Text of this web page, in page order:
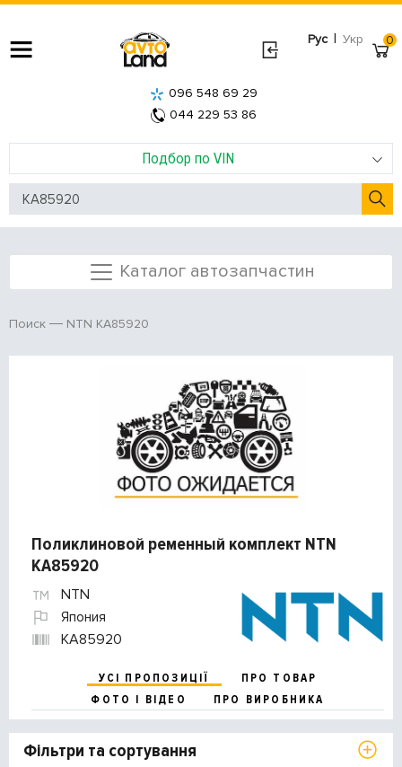
Рус | Укр
Подбор по VIN
096 548 69 29
044 229 53 86
0
Каталог автозапчастин
Поиск NTN KA85920
Поликлиновой ременный комплект NTN
KA85920
NTN
Япония
KA85920
УСІ ПРОПОЗИЦІЇ
ПРО ТОВАР
ФОТО І ВІДЕО
ПРО ВИРОБНИКА
Фільтри та сортування